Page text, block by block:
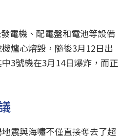
電機、配電盤和電池等設備
爐心熔毀，隨後3月12日出
3號機在3月14日爆炸，而正
震與海嘯不僅直接奪去了超